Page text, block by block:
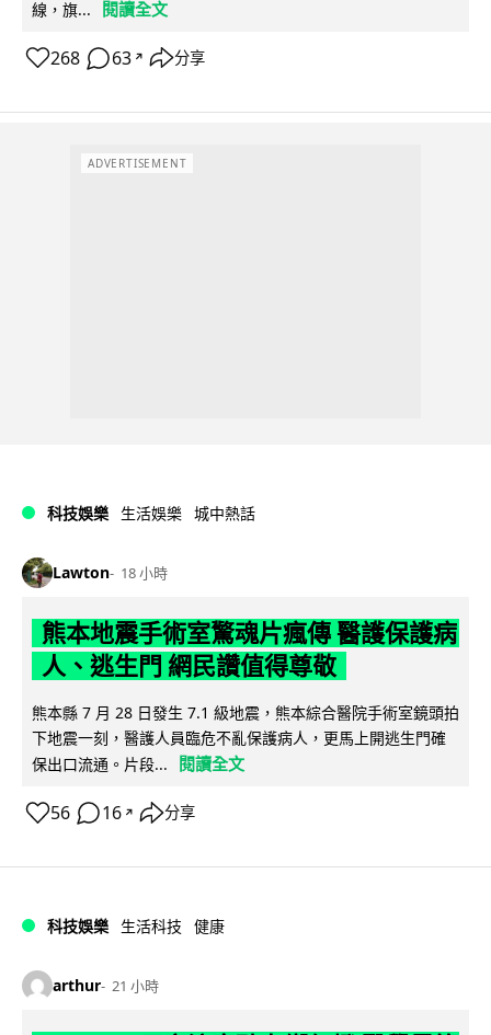
線，旗... 閱讀全文
268 63 ↗ 分享
ADVERTISEMENT
科技娛樂 生活娛樂 城中熱話
Lawton 18 小時
熊本地震手術室驚魂片瘋傳 醫護保護病
人、逃生門 網民讚值得尊敬
熊本縣 7 月 28 日發生 7.1 級地震，熊本綜合醫院手術室鏡頭拍
下地震一刻，醫護人員臨危不亂保護病人，更馬上開逃生門確
保出口流通。片段...
閱讀全文
56 16 ↗ 分享
科技娛樂 生活科技 健康
arthur 21 小時